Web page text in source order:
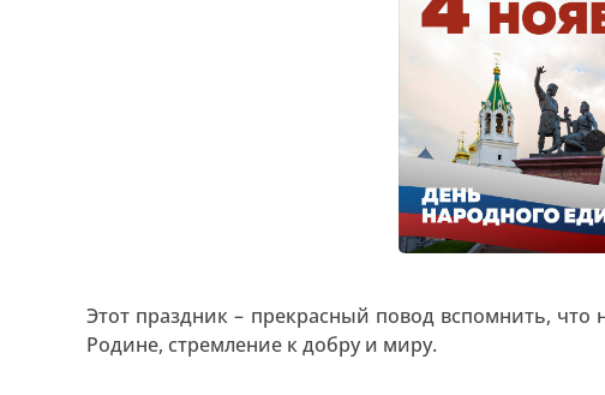
Этот праздник – прекрасный повод вспомнить,
Родине, стремление к добру и миру.